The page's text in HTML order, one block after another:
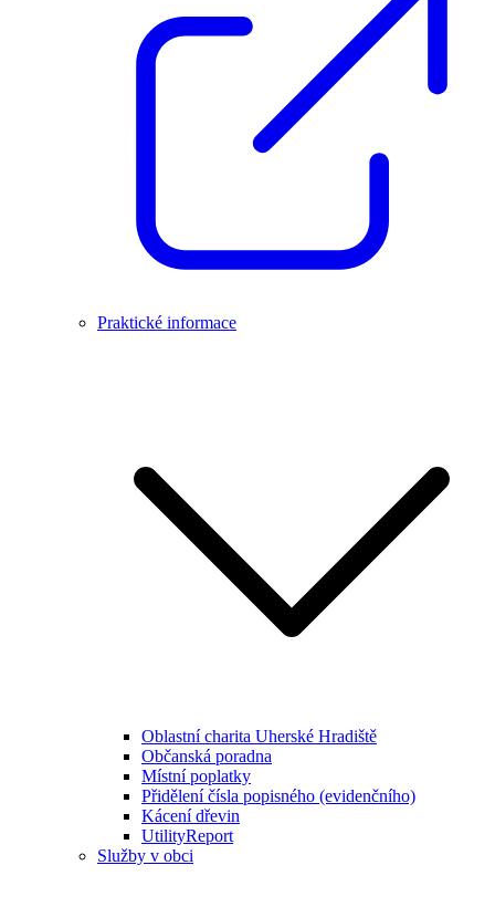
Praktické informace
Oblastní charita Uherské Hradiště
Občanská poradna
Místní poplatky
Přidělení čísla popisného (evidenčního)
Kácení dřevin
UtilityReport
Služby v obci